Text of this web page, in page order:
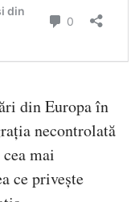
din Europa în
necontrolată
mai
ce privește